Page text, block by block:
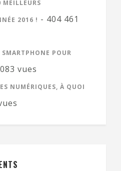
MEILLEURS
2016 ! - 404 461
POUR
vues
NUMÉRIQUES, À QUOI